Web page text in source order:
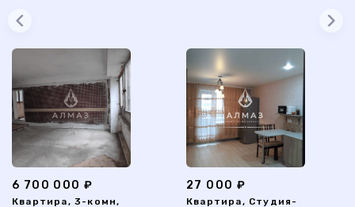
6 700 000 ₽
Квартира, 3-комн,
27 000 ₽
Квартира, Студия-